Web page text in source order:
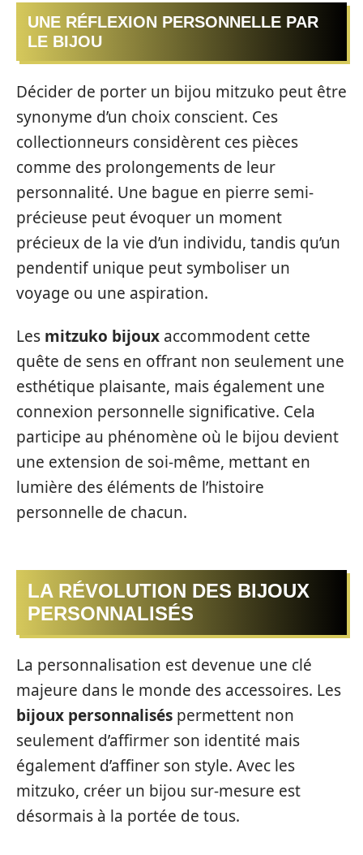
UNE RÉFLEXION PERSONNELLE PAR
LE BIJOU
Décider de porter un bijou mitzuko peut être
synonyme d’un choix conscient. Ces
collectionneurs considèrent ces pièces
comme des prolongements de leur
personnalité. Une bague en pierre semi-
précieuse peut évoquer un moment
précieux de la vie d’un individu, tandis qu’un
pendentif unique peut symboliser un
voyage ou une aspiration.
Les mitzuko bijoux accommodent cette
quête de sens en offrant non seulement une
esthétique plaisante, mais également une
connexion personnelle significative. Cela
participe au phénomène où le bijou devient
une extension de soi-même, mettant en
lumière des éléments de l’histoire
personnelle de chacun.
LA RÉVOLUTION DES BIJOUX
PERSONNALISÉS
La personnalisation est devenue une clé
majeure dans le monde des accessoires. Les
bijoux personnalisés permettent non
seulement d’affirmer son identité mais
également d’affiner son style. Avec les
mitzuko, créer un bijou sur-mesure est
désormais à la portée de tous.